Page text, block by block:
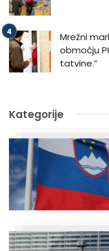
Mrežni
območju
tatvine.”
Kategorije